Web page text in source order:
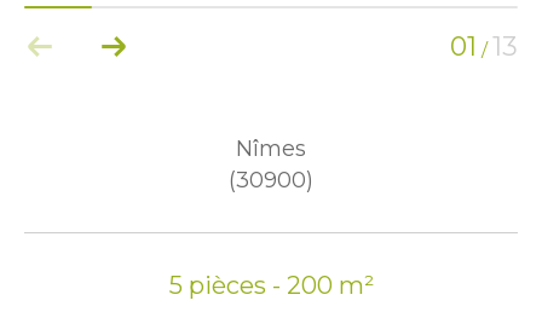
01 /13
Nîmes
(30900)
5 pièces - 200 m²